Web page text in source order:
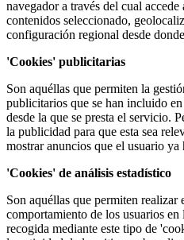
navegador a través del cual
contenidos seleccionado,
configuración regional desde
'Cookies' publicitarias
Son aquéllas que permiten la
publicitarios que se han incluido
desde la que se presta el servicio.
la publicidad para que esta sea
mostrar anuncios que el usuario ya
'Cookies' de análisis estadístico
Son aquéllas que permiten
comportamiento de los usuarios
recogida mediante este tipo de